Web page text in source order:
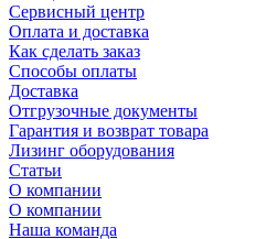
Сервисный центр
Оплата и доставка
Как сделать заказ
Способы оплаты
Доставка
Отгрузочные документы
Гарантия и возврат товара
Лизинг оборудования
Статьи
О компании
О компании
Наша команда